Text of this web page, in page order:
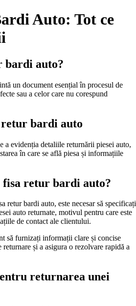
Auto: Tot ce
bardi auto?
un document esențial în procesul de
sau a celor care nu corespund
bardi auto
a evidenția detaliile returnării piesei auto,
în care se află piesa și informațiile
fisa retur bardi auto?
retur bardi auto, este necesar să specificați
auto returnate, motivul pentru care este
de contact ale clientului.
să furnizați informații clare și concise
și a asigura o rezolvare rapidă a
returnarea unei